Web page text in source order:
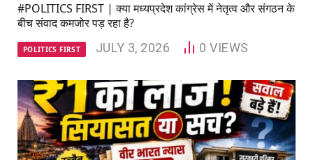
#POLITICS FIRST | क्या मध्यप्रदेश कांग्रेस में नेतृत्व और संगठन के
बीच संवाद कमजोर पड़ रहा है?
POLITICS FIRST JULY 3, 2026 0VIEWS